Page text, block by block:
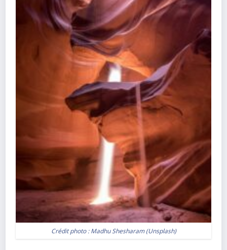
Crédit photo :Madhu Shesharam (Unsplash)